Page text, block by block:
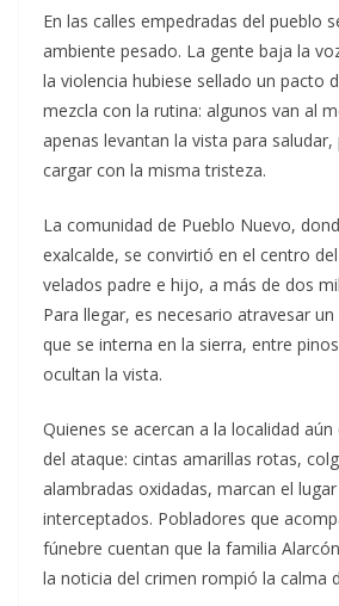
En las calles empedradas del pueblo
ambiente pesado. La gente baja la
la violencia hubiese sellado un pacto
mezcla con la rutina: algunos van al
apenas levantan la vista para
cargar con la misma tristeza.
La comunidad de Pueblo Nuevo,
exalcalde, se convirtió en el centro
velados padre e hijo, a más de dos
Para llegar, es necesario atravesar
que se interna en la sierra, entre
ocultan la vista.
Quienes se acercan a la localidad
del ataque: cintas amarillas rotas,
alambradas oxidadas, marcan el
interceptados. Pobladores que
fúnebre cuentan que la familia
la noticia del crimen rompió la calma